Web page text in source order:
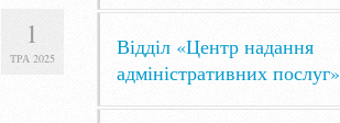
1
ТРА 2025
Відділ «Центр надання
адміністративних послуг»